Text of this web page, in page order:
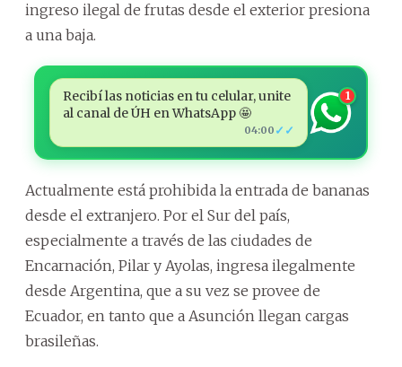
ingreso ilegal de frutas desde el exterior presiona
a una baja.
Recibí las noticias en tu celular, unite
al canal de ÚH en WhatsApp 🤩
04:00 ✓✓
1
Actualmente está prohibida la entrada de bananas
desde el extranjero. Por el Sur del país,
especialmente a través de las ciudades de
Encarnación, Pilar y Ayolas, ingresa ilegalmente
desde Argentina, que a su vez se provee de
Ecuador, en tanto que a Asunción llegan cargas
brasileñas.